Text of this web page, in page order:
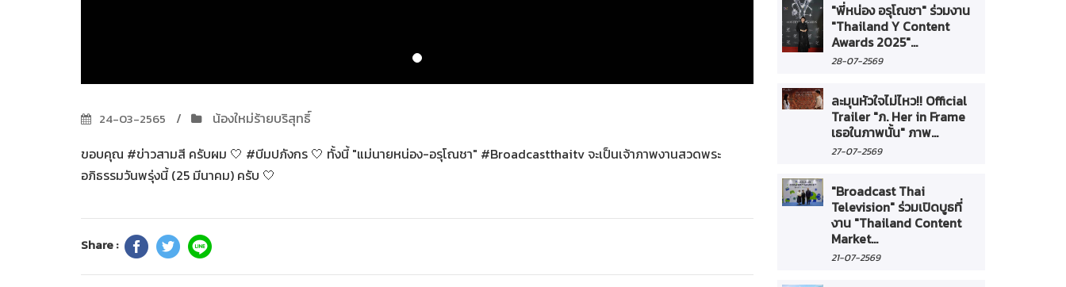
24-03-2565
น้องใหม่ร้ายบริสุทธิ์
ขอบคุณ #ข่าวสามสี ครับผม 🤍 #บีมปภังกร 🤍 ทั้งนี้ "แม่นายหน่อง-อรุโณชา" #Broadcastthaitv จะเป็นเจ้าภาพงานสวดพระ
อภิธรรมวันพรุ่งนี้ (25 มีนาคม) ครับ 🤍
Share :
"พี่หน่อง อรุโณชา" ร่วมงาน
"Thailand Y Content
Awards 2025"...
28-07-2569
ละมุนหัวใจไม่ไหว!! Official
Trailer "ภ. Her in Frame
เธอในภาพนั้น" ภาพ...
27-07-2569
"Broadcast Thai
Television" ร่วมเปิดบูธที่
งาน "Thailand Content
Market...
21-07-2569